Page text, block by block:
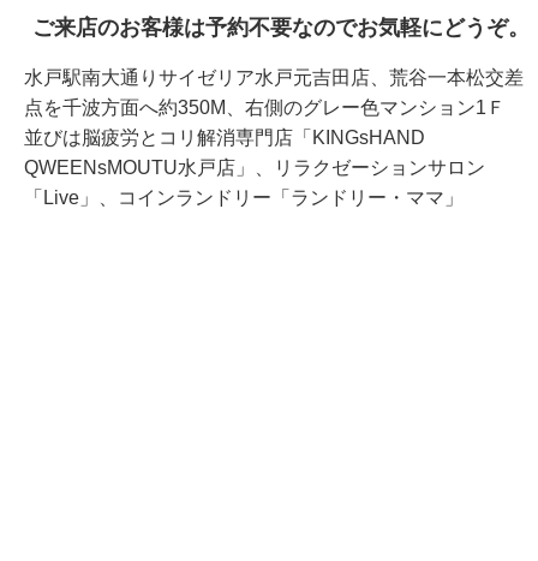
ご来店のお客様は予約不要なのでお気軽にどうぞ。
水戸駅南大通りサイゼリア水戸元吉田店、荒谷一本松交差
点を千波方面へ約350M、右側のグレー色マンション1Ｆ
並びは脳疲労とコリ解消専門店「KINGsHAND
QWEENsMOUTU水戸店」、リラクゼーションサロン
「Live」、コインランドリー「ランドリー・ママ」